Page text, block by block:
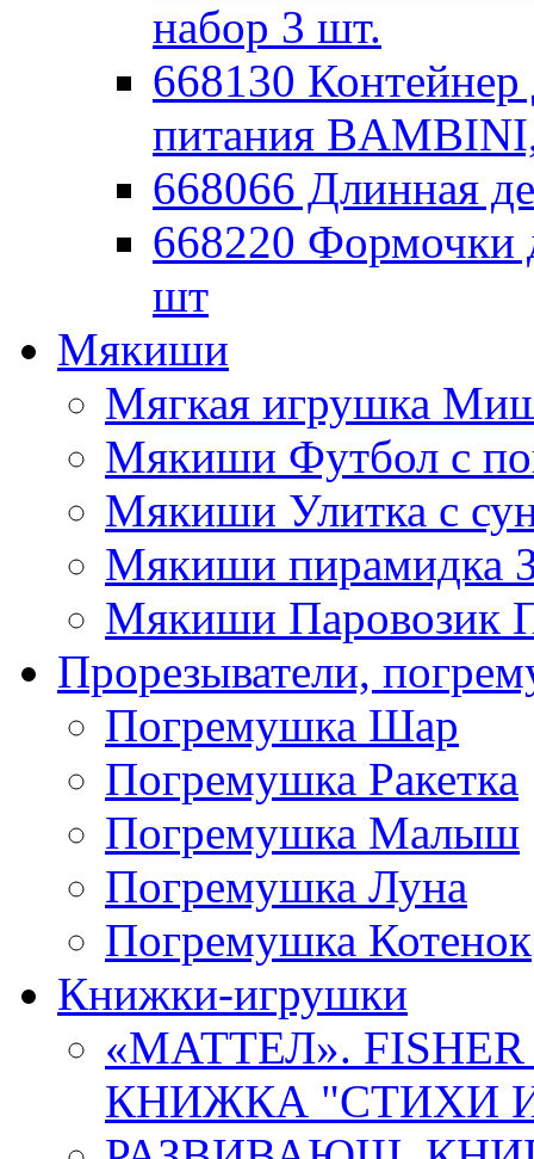
набор 3 шт.
668130 Контейнер
питания
668066 Длинная
668220 Формочки
шт
Мякиши
Мягкая игрушка
Мякиши Футбол с
Мякиши Улитка с
Мякиши пирамидка
Мякиши Паровозик
Прорезыватели,
Погремушка Шар
Погремушка Ракетка
Погремушка Малыш
Погремушка Луна
Погремушка Котенок
Книжки-игрушки
«МАТТЕЛ».
КНИЖКА "СТИХИ И